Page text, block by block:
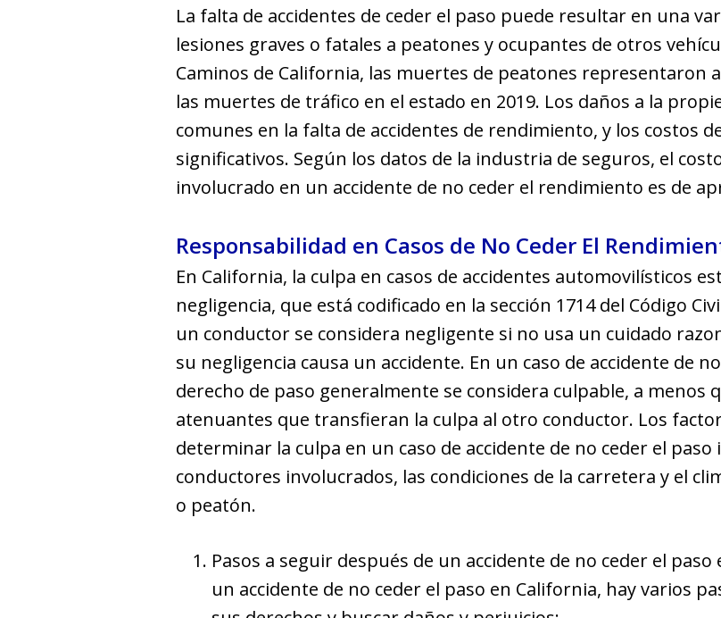
La falta de accidentes de ceder el paso puede resultar en una
lesiones graves o fatales a peatones y ocupantes de otros
Caminos de California, las muertes de peatones representaron
las muertes de tráfico en el estado en 2019. Los daños a la
comunes en la falta de accidentes de rendimiento, y los costos
significativos. Según los datos de la industria de seguros, el
involucrado en un accidente de no ceder el rendimiento es de
Responsabilidad en Casos de No Ceder El
En California, la culpa en casos de accidentes automovilísticos
negligencia, que está codificado en la sección 1714 del Código
un conductor se considera negligente si no usa un cuidado
su negligencia causa un accidente. En un caso de accidente de
derecho de paso generalmente se considera culpable, a menos
atenuantes que transfieran la culpa al otro conductor. Los
determinar la culpa en un caso de accidente de no ceder el paso
conductores involucrados, las condiciones de la carretera y el
o peatón.
Pasos a seguir después de un accidente de no ceder el
un accidente de no ceder el paso en California, hay varios